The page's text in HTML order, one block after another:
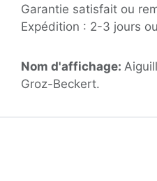
Garantie satisfait ou
Expédition : 2-3 jours
Nom d'affichage:
Groz-Beckert.